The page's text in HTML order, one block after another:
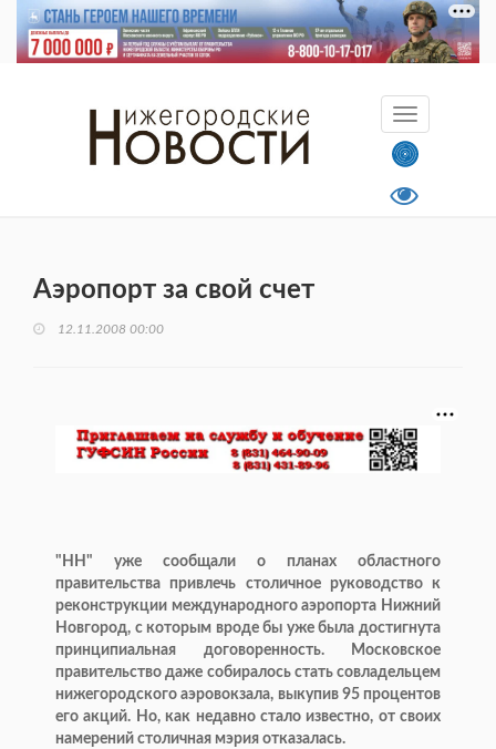
Аэропорт за свой счет
12.11.2008 00:00
"НН" уже сообщали о планах областного
правительства привлечь столичное руководство к
реконструкции международного аэропорта Нижний
Новгород, с которым вроде бы уже была достигнута
принципиальная договоренность. Московское
правительство даже собиралось стать совладельцем
нижегородского аэровокзала, выкупив 95 процентов
его акций. Но, как недавно стало известно, от своих
намерений столичная мэрия отказалась.